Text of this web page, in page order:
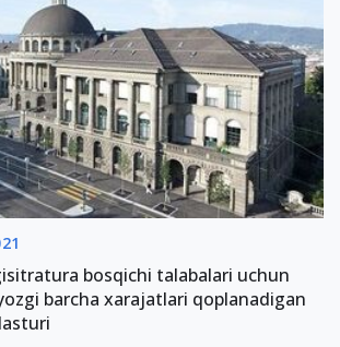
bosqichi talabalari uchun
barcha xarajatlari qoplanadigan